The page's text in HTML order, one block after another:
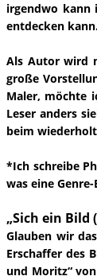
irgendwo kann
entdecken
Als Autor wird
große
Maler, möchte
Leser anders
beim
*Ich schreibe
was eine
„Sich ein Bild
Glauben wir
Erschaffer des
und Moritz“